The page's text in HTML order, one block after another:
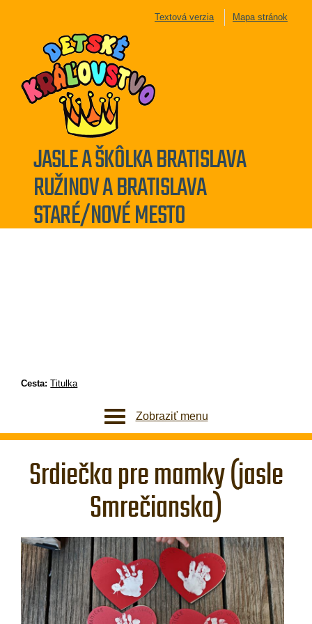
Textová verzia Mapa stránok
JASLE A ŠKÔLKA BRATISLAVA
RUŽINOV A BRATISLAVA
STARÉ/NOVÉ MESTO
Cesta:Titulka
Zobraziť menu
Srdiečka pre mamky (jasle
Smrečianska)